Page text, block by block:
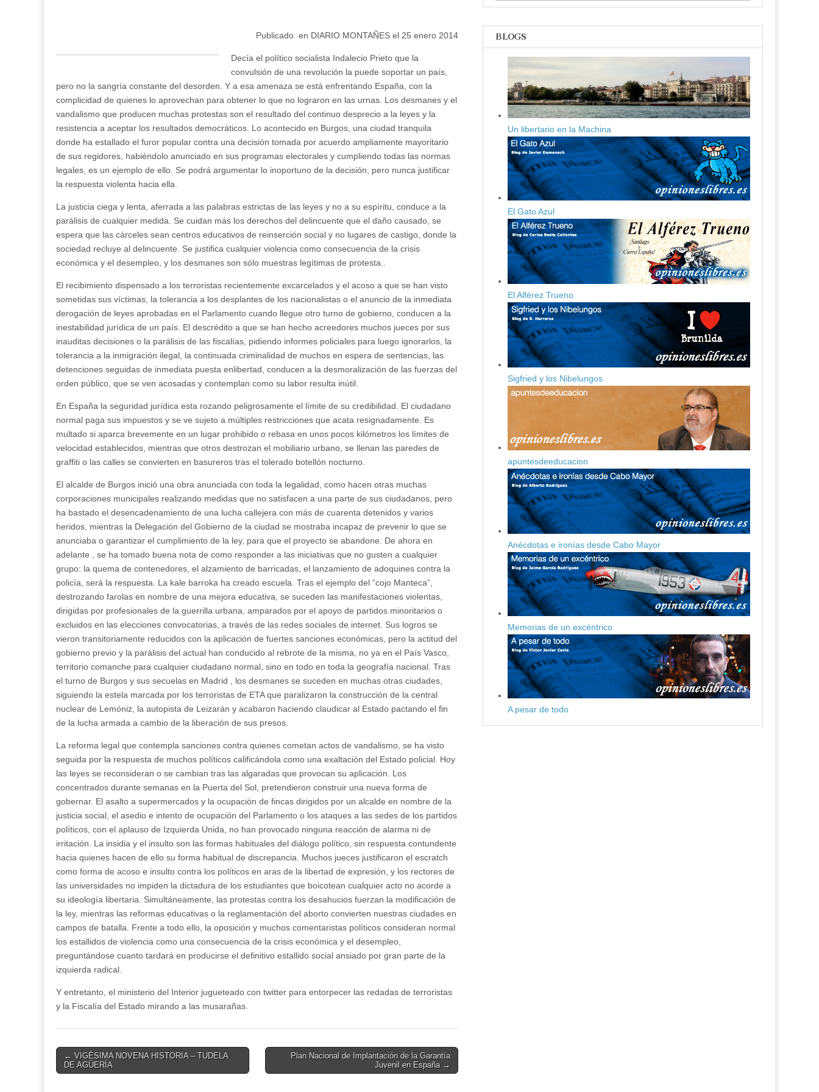
Publicado en DIARIO MONTAÑES el 25 enero 2014
Decía el político socialista Indalecio Prieto que la
convulsión de una revolución la puede soportar un país,
pero no la sangría constante del desorden. Y a esa amenaza se está enfrentando España, con la
complicidad de quienes lo aprovechan para obtener lo que no lograron en las urnas. Los desmanes y el
vandalismo que producen muchas protestas son el resultado del continuo desprecio a la leyes y la
resistencia a aceptar los resultados democráticos. Lo acontecido en Burgos, una ciudad tranquila
donde ha estallado el furor popular contra una decisión tomada por acuerdo ampliamente mayoritario
de sus regidores, habiéndolo anunciado en sus programas electorales y cumpliendo todas las normas
legales, es un ejemplo de ello. Se podrá argumentar lo inoportuno de la decisión, pero nunca justificar
la respuesta violenta hacia ella.
La justicia ciega y lenta, aferrada a las palabras estrictas de las leyes y no a su espíritu, conduce a la
parálisis de cualquier medida. Se cuidan más los derechos del delincuente que el daño causado, se
espera que las cárceles sean centros educativos de reinserción social y no lugares de castigo, donde la
sociedad recluye al delincuente. Se justifica cualquier violencia como consecuencia de la crisis
económica y el desempleo, y los desmanes son sólo muestras legítimas de protesta..
El recibimiento dispensado a los terroristas recientemente excarcelados y el acoso a que se han visto
sometidas sus víctimas, la tolerancia a los desplantes de los nacionalistas o el anuncio de la inmediata
derogación de leyes aprobadas en el Parlamento cuando llegue otro turno de gobierno, conducen a la
inestabilidad jurídica de un país. El descrédito a que se han hecho acreedores muchos jueces por sus
inauditas decisiones o la parálisis de las fiscalías, pidiendo informes policiales para luego ignorarlos, la
tolerancia a la inmigración ilegal, la continuada criminalidad de muchos en espera de sentencias, las
detenciones seguidas de inmediata puesta enlibertad, conducen a la desmoralización de las fuerzas del
orden público, que se ven acosadas y contemplan como su labor resulta inútil.
En España la seguridad jurídica esta rozando peligrosamente el límite de su credibilidad. El ciudadano
normal paga sus impuestos y se ve sujeto a múltiples restricciones que acata resignadamente. Es
multado si aparca brevemente en un lugar prohibido o rebasa en unos pocos kilómetros los límites de
velocidad establecidos, mientras que otros destrozan el mobiliario urbano, se llenan las paredes de
graffiti o las calles se convierten en basureros tras el tolerado botellón nocturno.
El alcalde de Burgos inició una obra anunciada con toda la legalidad, como hacen otras muchas
corporaciones municipales realizando medidas que no satisfacen a una parte de sus ciudadanos, pero
ha bastado el desencadenamiento de una lucha callejera con más de cuarenta detenidos y varios
heridos, mientras la Delegación del Gobierno de la ciudad se mostraba incapaz de prevenir lo que se
anunciaba o garantizar el cumplimiento de la ley, para que el proyecto se abandone. De ahora en
adelante , se ha tomado buena nota de como responder a las iniciativas que no gusten a cualquier
grupo: la quema de contenedores, el alzamiento de barricadas, el lanzamiento de adoquines contra la
policía, será la respuesta. La kale barroka ha creado escuela. Tras el ejemplo del “cojo Manteca”,
destrozando farolas en nombre de una mejora educativa, se suceden las manifestaciones violentas,
dirigidas por profesionales de la guerrilla urbana, amparados por el apoyo de partidos minoritarios o
excluidos en las elecciones convocatorias, a través de las redes sociales de internet. Sus logros se
vieron transitoriamente reducidos con la aplicación de fuertes sanciones económicas, pero la actitud del
gobierno previo y la parálisis del actual han conducido al rebrote de la misma, no ya en el País Vasco,
territorio comanche para cualquier ciudadano normal, sino en todo en toda la geografía nacional. Tras
el turno de Burgos y sus secuelas en Madrid , los desmanes se suceden en muchas otras ciudades,
siguiendo la estela marcada por los terroristas de ETA que paralizaron la construcción de la central
nuclear de Lemóniz, la autopista de Leizarán y acabaron haciendo claudicar al Estado pactando el fin
de la lucha armada a cambio de la liberación de sus presos.
La reforma legal que contempla sanciones contra quienes cometan actos de vandalismo, se ha visto
seguida por la respuesta de muchos políticos calificándola como una exaltación del Estado policial. Hoy
las leyes se reconsideran o se cambian tras las algaradas que provocan su aplicación. Los
concentrados durante semanas en la Puerta del Sol, pretendieron construir una nueva forma de
gobernar. El asalto a supermercados y la ocupación de fincas dirigidos por un alcalde en nombre de la
justicia social, el asedio e intento de ocupación del Parlamento o los ataques a las sedes de los partidos
políticos, con el aplauso de Izquierda Unida, no han provocado ninguna reacción de alarma ni de
irritación. La insidia y el insulto son las formas habituales del diálogo político, sin respuesta contundente
hacia quienes hacen de ello su forma habitual de discrepancia. Muchos jueces justificaron el escratch
como forma de acoso e insulto contra los políticos en aras de la libertad de expresión, y los rectores de
las universidades no impiden la dictadura de los estudiantes que boicotean cualquier acto no acorde a
su ideología libertaria. Simultáneamente, las protestas contra los desahucios fuerzan la modificación de
la ley, mientras las reformas educativas o la reglamentación del aborto convierten nuestras ciudades en
campos de batalla. Frente a todo ello, la oposición y muchos comentaristas políticos consideran normal
los estallidos de violencia como una consecuencia de la crisis económica y el desempleo,
preguntándose cuanto tardará en producirse el definitivo estallido social ansiado por gran parte de la
izquierda radical.
Y entretanto, el ministerio del Interior jugueteado con twitter para entorpecer las redadas de terroristas
y la Fiscalía del Estado mirando a las musarañas.
Post
navigation
← VIGÉSIMA NOVENA HISTORIA – TUDELA
DE AGÜERÍA
Plan Nacional de Implantación de la Garantía
Juvenil en España →
BLOGS
Un libertario en la Machina
El Gato Azul
El Alférez Trueno
Sigfried y los Nibelungos
apuntesdeeducacion
Anécdotas e ironías desde Cabo Mayor
Memorias de un excéntrico
A pesar de todo